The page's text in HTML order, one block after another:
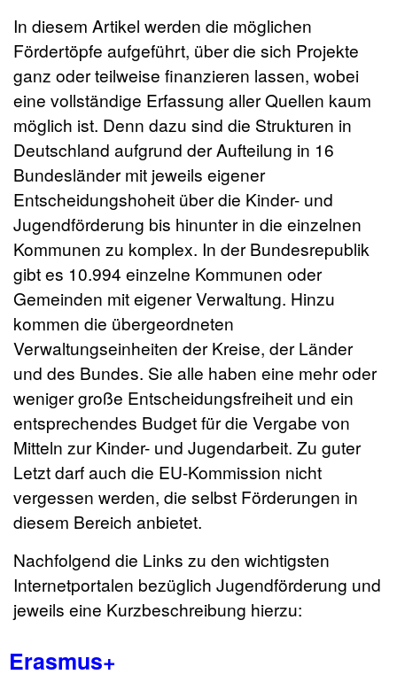
In diesem Artikel werden die möglichen
Fördertöpfe aufgeführt, über die sich Projekte
ganz oder teilweise finanzieren lassen, wobei
eine vollständige Erfassung aller Quellen kaum
möglich ist. Denn dazu sind die Strukturen in
Deutschland aufgrund der Aufteilung in 16
Bundesländer mit jeweils eigener
Entscheidungshoheit über die Kinder- und
Jugendförderung bis hinunter in die einzelnen
Kommunen zu komplex. In der Bundesrepublik
gibt es 10.994 einzelne Kommunen oder
Gemeinden mit eigener Verwaltung. Hinzu
kommen die übergeordneten
Verwaltungseinheiten der Kreise, der Länder
und des Bundes. Sie alle haben eine mehr oder
weniger große Entscheidungsfreiheit und ein
entsprechendes Budget für die Vergabe von
Mitteln zur Kinder- und Jugendarbeit. Zu guter
Letzt darf auch die EU-Kommission nicht
vergessen werden, die selbst Förderungen in
diesem Bereich anbietet.
Nachfolgend die Links zu den wichtigsten
Internetportalen bezüglich Jugendförderung und
jeweils eine Kurzbeschreibung hierzu:
Erasmus+